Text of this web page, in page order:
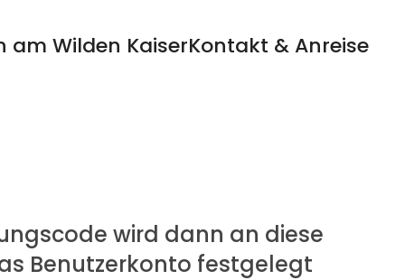
am Wilden KaiserKontakt & Anreise
wird dann an diese
Benutzerkonto festgelegt